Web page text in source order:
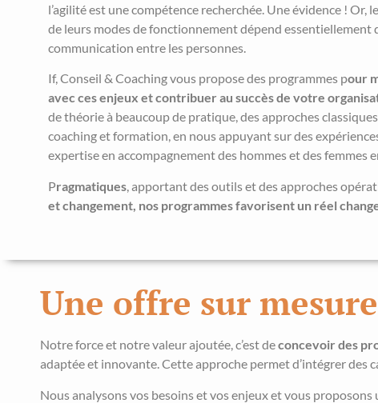
l’agilité est une compétence recherchée. Une évidence ! Or,
de leurs modes de fonctionnement dépend essentiellement
communication entre les personnes.
If, Conseil & Coaching vous propose des programmes pour
avec ces enjeux et contribuer au succès de votre
de théorie à beaucoup de pratique, des approches
coaching et formation, en nous appuyant sur des
expertise en accompagnement des hommes et des femmes
Pragmatiques , apportant des outils et des approches
et changement, nos programmes favorisent un réel
Une offre sur mesure
Notre force et notre valeur ajoutée, c’est deconcevoir des
adaptée et innovante. Cette approche permet d’intégrer des
Nous analysons vos besoins et vos enjeux et vous